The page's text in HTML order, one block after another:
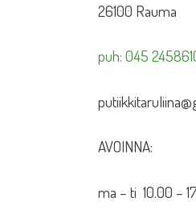
26100 Rauma
puh: 045
AVOINNA:
ma – ti 10.00 –